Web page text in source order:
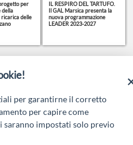
per
della
ricarica delle
IL RESPIRO DEL TARTUFO.
Il GAL Marsica presenta la
nuova programmazione
LEADER 2023-2027
RETI DI
UNA STRATEGIA
TURISTICA UNITARIA PER
LA MARSICA
"
Pubblicazione determina di
PROVVEDIMENTO DI
REVOCA DEL
CONTRIBUTO Bando
per garantirne il corretto
per capire come
saranno impostati solo previo